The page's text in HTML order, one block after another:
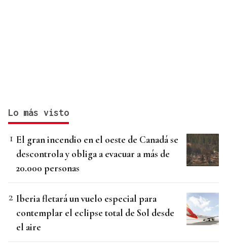
Lo más visto
El gran incendio en el oeste de Canadá se
descontrola y obliga a evacuar a más de
20.000 personas
Iberia fletará un vuelo especial para
contemplar el eclipse total de Sol desde
el aire